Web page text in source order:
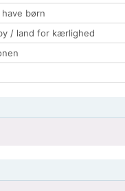
børn
/ land for kærlighed